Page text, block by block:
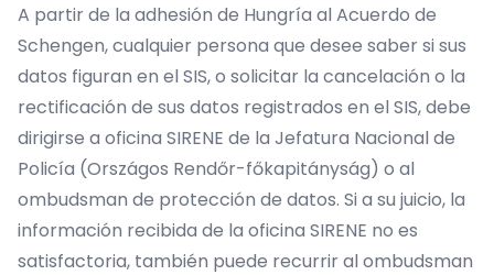
A partir de la adhesión de Hungría al Acuerdo de
Schengen, cualquier persona que desee saber si sus
datos figuran en el SIS, o solicitar la cancelación o la
rectificación de sus datos registrados en el SIS, debe
dirigirse a oficina SIRENE de la Jefatura Nacional de
Policía (Országos Rendőr-főkapitányság) o al
ombudsman de protección de datos. Si a su juicio, la
información recibida de la oficina SIRENE no es
satisfactoria, también puede recurrir al ombudsman